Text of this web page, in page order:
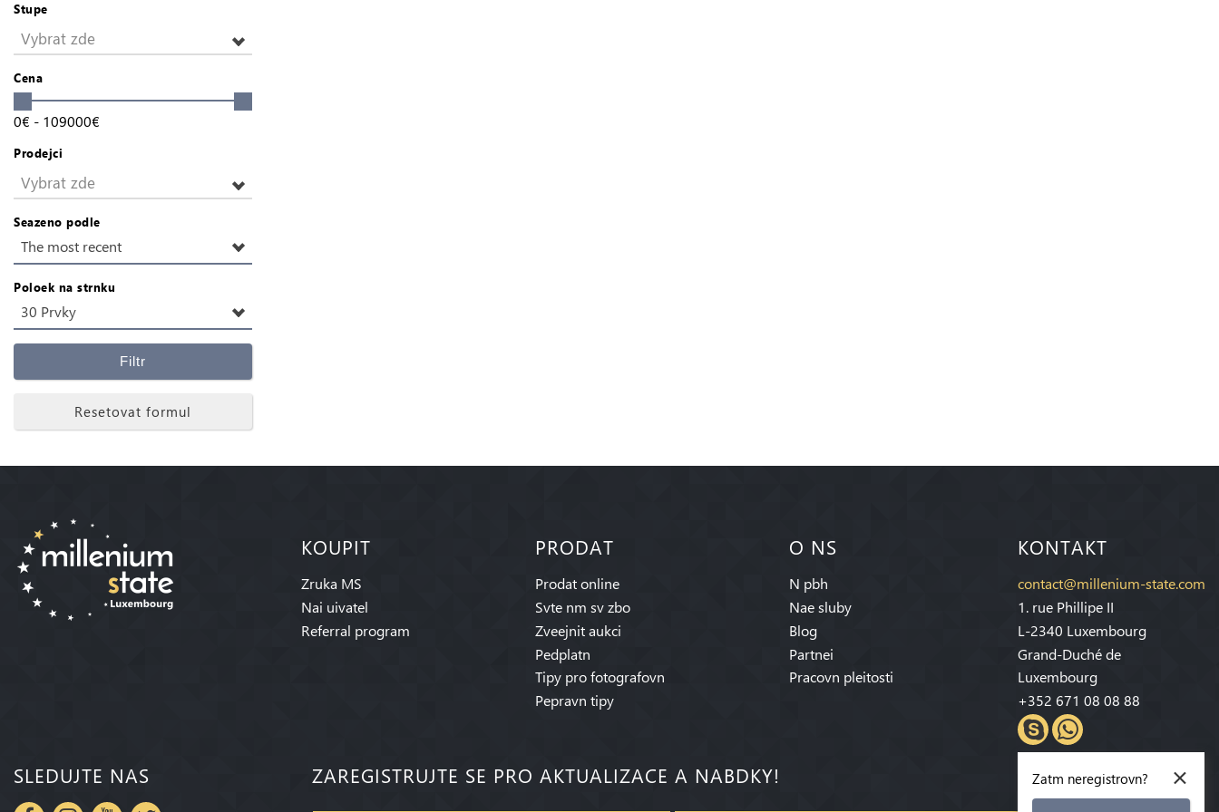
Stupe
Vybrat zde
Cena
0€ - 109000€
Prodejci
Vybrat zde
Seazeno podle
The most recent
Poloek na strnku
30 Prvky
Filtr
Resetovat formul
KOUPIT
Zruka MS
Nai uivatel
Referral program
PRODAT
Prodat online
Svte nm sv zbo
Zveejnit aukci
Pedplatn
Tipy pro fotografovn
Pepravn tipy
O NS
N pbh
Nae sluby
Blog
Partnei
Pracovn pleitosti
KONTAKT
contact@millenium-state.com
1. rue Phillipe II
L-2340 Luxembourg
Grand-Duché de
Luxembourg
+352 671 08 08 88
SLEDUJTE NAS ZAREGISTRUJTE SE PRO AKTUALIZACE A NABDKY! ×
Zatm neregistrovn?